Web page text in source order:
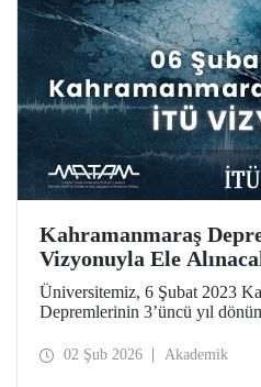
Kahramanmaraş
Vizyonuyla Ele
Üniversitemiz, 6 Şubat 2023
Depremlerinin 3’üncü yıl
Yer Bilimleri Enstitüsünde 6
02 Şub 2026 Akademik